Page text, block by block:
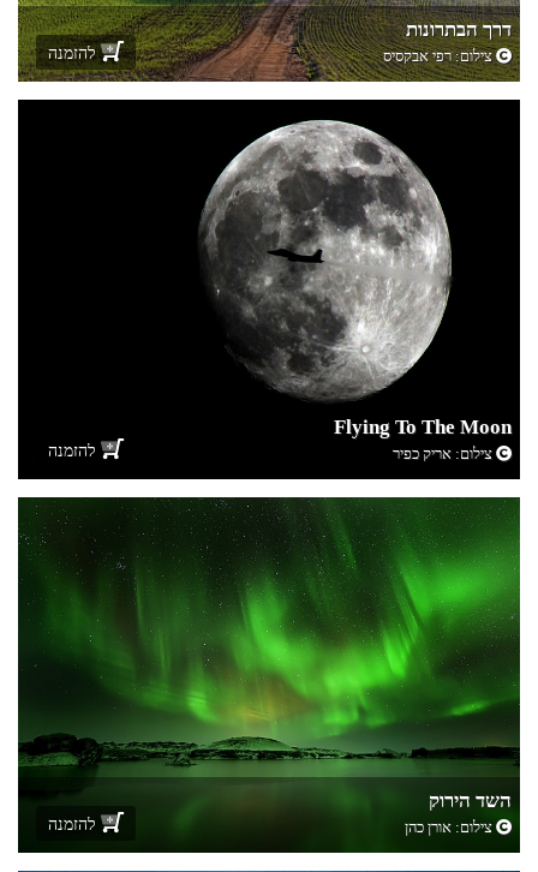
דרך הבתרונות
צילום:רפי אבקסיס להזמנה
Flying To The Moon
צילום: אריק כפיר להזמנה
השד הירוק
צילום: אורן כהן להזמנה